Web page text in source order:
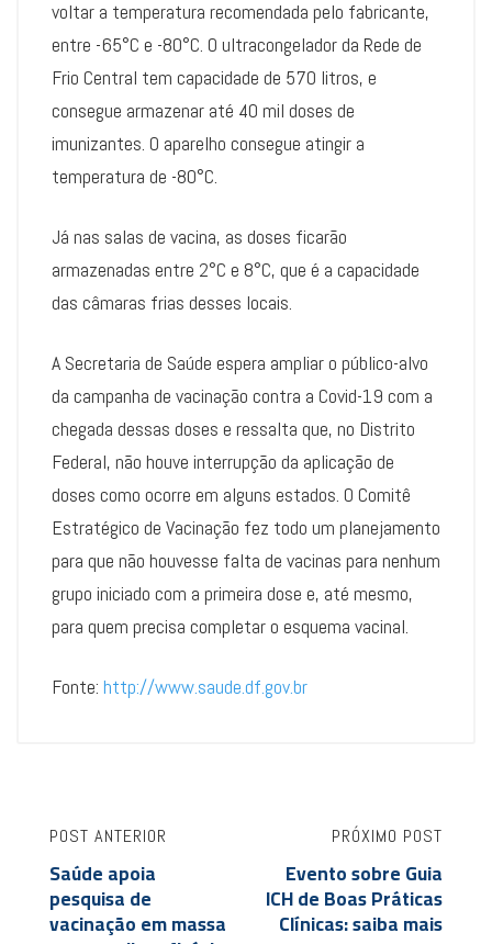
voltar a temperatura recomendada pelo fabricante,
entre -65°C e -80°C. O ultracongelador da Rede de
Frio Central tem capacidade de 570 litros, e
consegue armazenar até 40 mil doses de
imunizantes. O aparelho consegue atingir a
temperatura de -80°C.
Já nas salas de vacina, as doses ficarão
armazenadas entre 2°C e 8°C, que é a capacidade
das câmaras frias desses locais.
A Secretaria de Saúde espera ampliar o público-alvo
da campanha de vacinação contra a Covid-19 com a
chegada dessas doses e ressalta que, no Distrito
Federal, não houve interrupção da aplicação de
doses como ocorre em alguns estados. O Comitê
Estratégico de Vacinação fez todo um planejamento
para que não houvesse falta de vacinas para nenhum
grupo iniciado com a primeira dose e, até mesmo,
para quem precisa completar o esquema vacinal.
Fonte: http://www.saude.df.gov.br
POST ANTERIOR
Saúde apoia
pesquisa de
vacinação em massa
PRÓXIMO POST
Evento sobre Guia
ICH de Boas Práticas
Clínicas: saiba mais